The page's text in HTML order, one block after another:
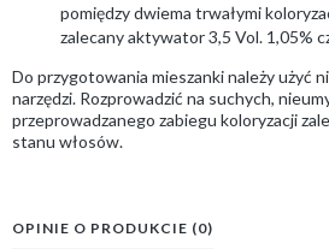
pomiędzy dwiema trwałymi
zalecany aktywator 3,5 Vol. 1,05%
Do przygotowania mieszanki należy użyć
narzędzi. Rozprowadzić na suchych,
przeprowadzanego zabiegu koloryzacji
stanu włosów.
OPINIE O PRODUKCIE (0)